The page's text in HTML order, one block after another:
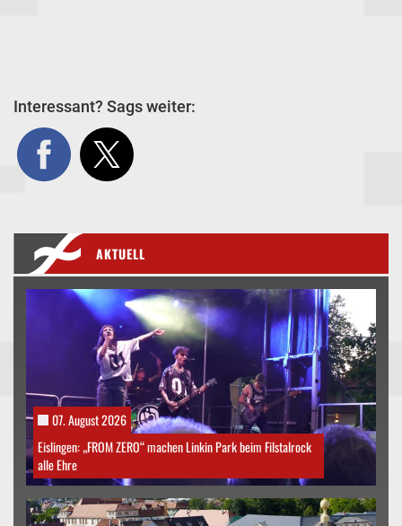
Interessant? Sags weiter:
AKTUELL
07. August 2026
Eislingen: „FROM ZERO“ machen Linkin Park beim Filstalrock
alle Ehre